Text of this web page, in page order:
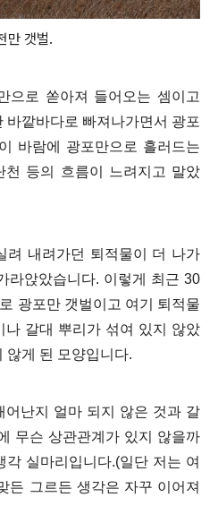
만 갯벌.
으로 쏟아져 들어오는 셈이고
바깥바다로 빠져나가면서 광포
바람에 광포만으로 흘러드는
천 등의 흐름이 느려지고 말았
려 내려가던 퇴적물이 더 나가
라앉았습니다. 이렇게 최근 30
광포만 갯벌이고 여기 퇴적물
나 갈대 뿌리가 섞여 있지 않았
않게 된 모양입니다.
어난지 얼마 되지 않은 것과 갈
무슨 상관관계가 있지 않을까
각 실마리입니다.(일단 저는 여
든 그르든 생각은 자꾸 이어져